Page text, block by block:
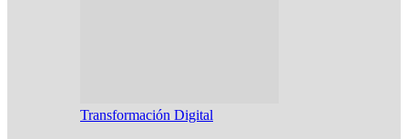
Transformación Digital